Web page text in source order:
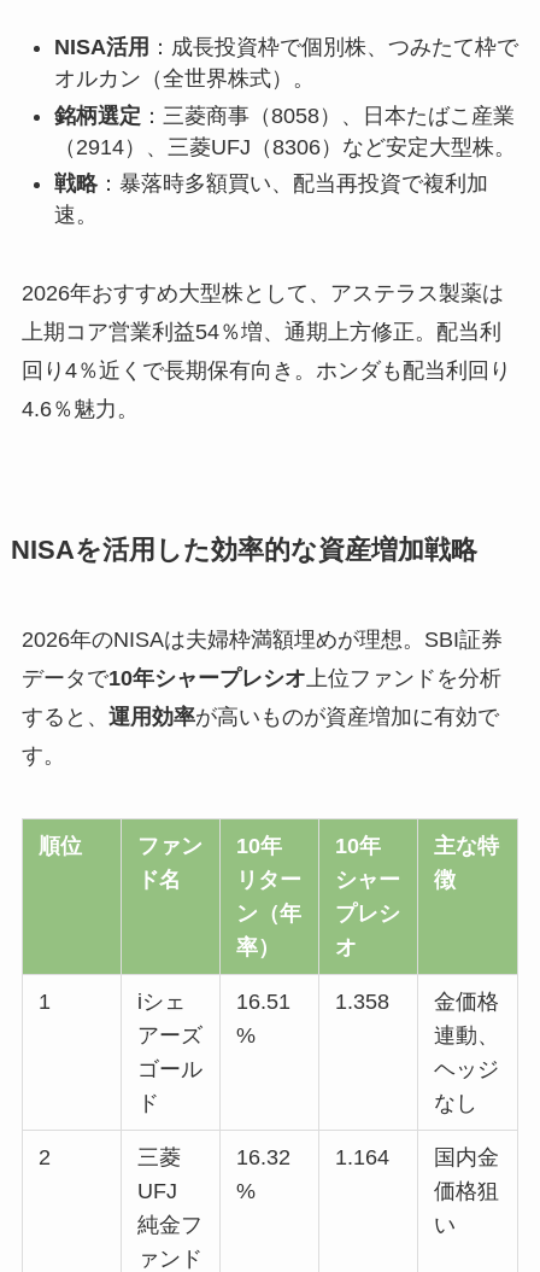
NISA活用 ：成長投資枠で個別株、つみたて枠で
オルカン（全世界株式）。
銘柄選定 ：三菱商事（8058）、日本たばこ産業
（2914）、三菱UFJ（8306）など安定大型株。
戦略：暴落時多額買い、配当再投資で複利加
速。
2026年おすすめ大型株として、アステラス製薬は
上期コア営業利益54％増、通期上方修正。配当利
回り4％近くで長期保有向き。ホンダも配当利回り
4.6％魅力。
NISAを活用した効率的な資産増加戦略
2026年のNISAは夫婦枠満額埋めが理想。SBI証券
データで10年シャープレシオ上位ファンドを分析
すると、 運用効率が高いものが資産増加に有効で
す。
順位
ファン
ド名
10年
リター
ン（年
率）
10年
シャー
プレシ
オ
主な特
徴
1
iシェ
アーズ
ゴール
ド
16.51
%
1.358
金価格
連動、
ヘッジ
なし
2
三菱
UFJ
純金フ
ァンド
16.32
%
1.164
国内金
価格狙
い